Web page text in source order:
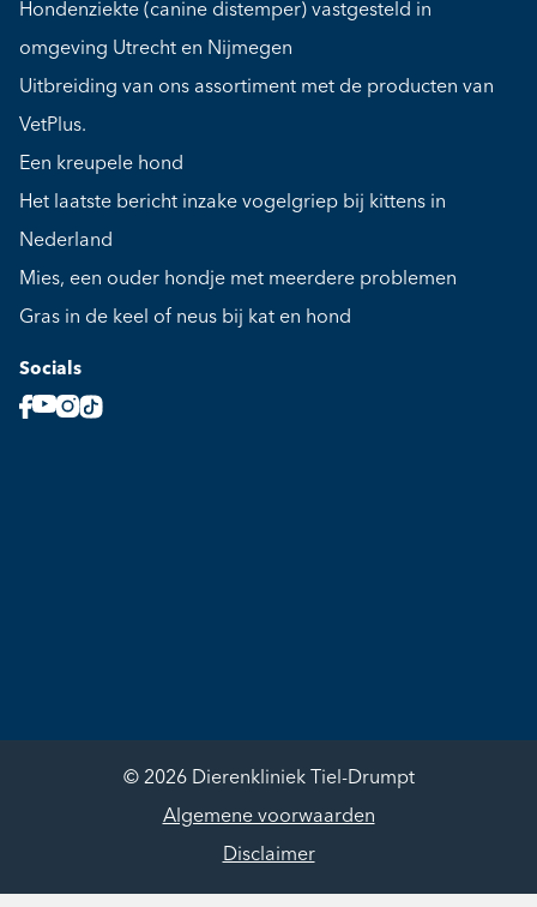
Hondenziekte (canine distemper) vastgesteld in
omgeving Utrecht en Nijmegen
Uitbreiding van ons assortiment met de producten van
VetPlus.
Een kreupele hond
Het laatste bericht inzake vogelgriep bij kittens in
Nederland
Mies, een ouder hondje met meerdere problemen
Gras in de keel of neus bij kat en hond
Socials
© 2026 Dierenkliniek Tiel-Drumpt
Algemene voorwaarden
Disclaimer